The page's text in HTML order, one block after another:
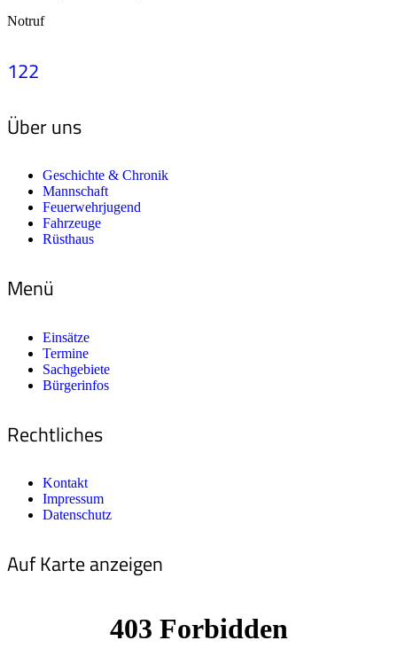
Notruf
122
Über uns
Geschichte & Chronik
Mannschaft
Feuerwehrjugend
Fahrzeuge
Rüsthaus
Menü
Einsätze
Termine
Sachgebiete
Bürgerinfos
Rechtliches
Kontakt
Impressum
Datenschutz
Auf Karte anzeigen